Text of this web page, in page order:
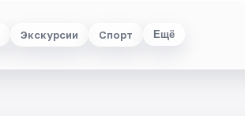
Экскурсии Спорт Ещё